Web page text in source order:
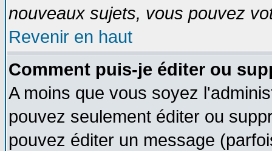
nouveaux sujets, vous pouvez
Revenir en haut
Comment puis-je éditer ou
A moins que vous soyez
pouvez seulement éditer ou
pouvez éditer un message